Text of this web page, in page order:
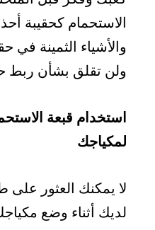
الاستحمام كحقيبة
والأشياء الثمينة في
ولن تقلق بشأن ربط
استخدام قبعة
لمكياجك
لا يمكنك العثور
لديك أثناء وضع